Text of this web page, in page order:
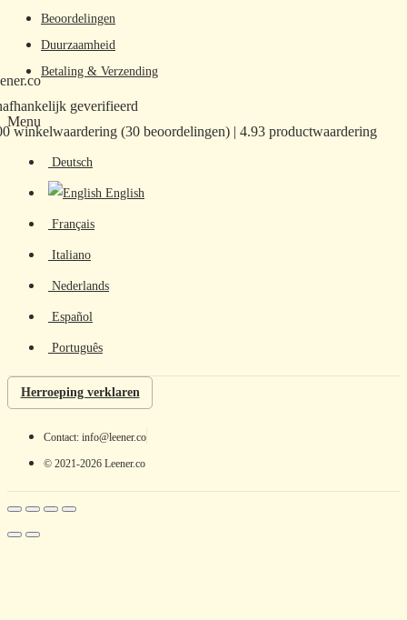
Beoordelingen
Duurzaamheid
Betaling & Verzending
geverifieerd
winkelwaardering (30 beoordelingen) | 4.93 productwaardering
Menu
Deutsch
English
Français
Italiano
Nederlands
Español
Português
Herroeping verklaren
Contact: info@leener.co
© 2021-2026 Leener.co